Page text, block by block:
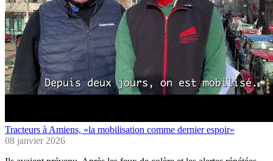
Tracteurs à Amiens, «la mobilisation comme dernier espoir»
08 janvier 2026